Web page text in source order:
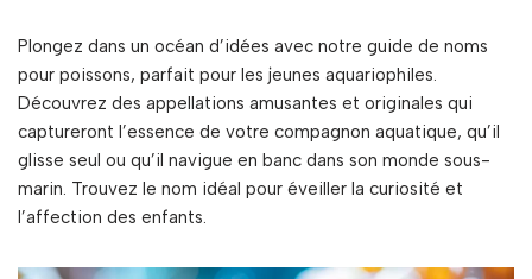
Plongez dans un océan d’idées avec notre guide de noms
pour poissons, parfait pour les jeunes aquariophiles.
Découvrez des appellations amusantes et originales qui
captureront l’essence de votre compagnon aquatique, qu’il
glisse seul ou qu’il navigue en banc dans son monde sous-
marin. Trouvez le nom idéal pour éveiller la curiosité et
l’affection des enfants.